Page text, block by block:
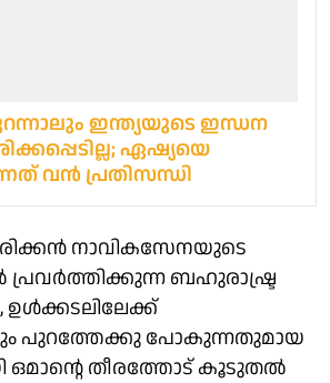
ഇന്ത്യയുടെ ഇന്ധന
ഏഷ്യയെ
വന്‍ പ്രതിസന്ധി
നാവികസേനയുടെ
പ്രവർത്തിക്കുന്ന ബഹുരാഷ്ട്ര
പുറത്തേക്കു പോകുന്നതുമായ
ഒമാന്റെ തീരത്തോട് കൂടുതൽ